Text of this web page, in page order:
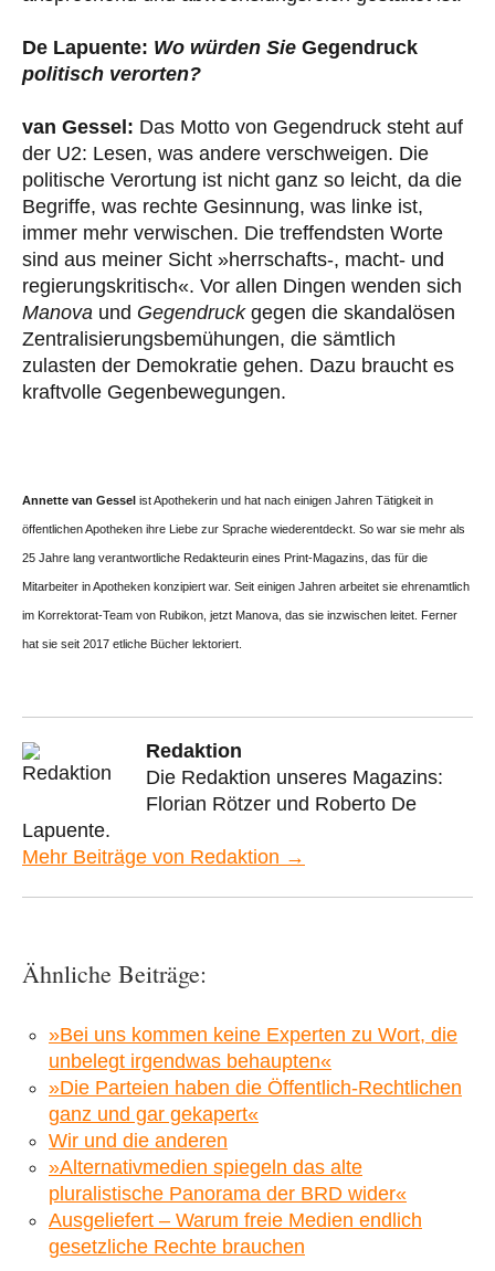
De Lapuente: Wo würden Sie Gegendruck
politisch verorten?
van Gessel: Das Motto von Gegendruck steht auf
der U2: Lesen, was andere verschweigen. Die
politische Verortung ist nicht ganz so leicht, da die
Begriffe, was rechte Gesinnung, was linke ist,
immer mehr verwischen. Die treffendsten Worte
sind aus meiner Sicht »herrschafts-, macht- und
regierungskritisch«. Vor allen Dingen wenden sich
Manova und Gegendruckgegen die skandalösen
Zentralisierungsbemühungen, die sämtlich
zulasten der Demokratie gehen. Dazu braucht es
kraftvolle Gegenbewegungen.
Annette van Gessel ist Apothekerin und hat nach einigen Jahren Tätigkeit in
öffentlichen Apotheken ihre Liebe zur Sprache wiederentdeckt. So war sie mehr als
25 Jahre lang verantwortliche Redakteurin eines Print-Magazins, das für die
Mitarbeiter in Apotheken konzipiert war. Seit einigen Jahren arbeitet sie ehrenamtlich
im Korrektorat-Team von Rubikon, jetzt Manova, das sie inzwischen leitet. Ferner
hat sie seit 2017 etliche Bücher lektoriert.
Redaktion
Die Redaktion unseres Magazins:
Florian Rötzer und Roberto De
Lapuente.
Mehr Beiträge von Redaktion →
Ähnliche Beiträge:
»Bei uns kommen keine Experten zu Wort, die
unbelegt irgendwas behaupten«
»Die Parteien haben die Öffentlich-Rechtlichen
ganz und gar gekapert«
Wir und die anderen
»Alternativmedien spiegeln das alte
pluralistische Panorama der BRD wider«
Ausgeliefert – Warum freie Medien endlich
gesetzliche Rechte brauchen